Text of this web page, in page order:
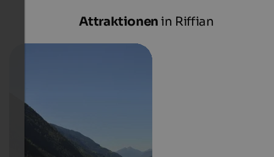
Attraktionen in Riffian